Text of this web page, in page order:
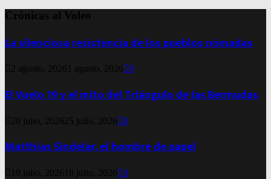
Crónicas al Voleo
La silenciosa resistencia de los pueblos nómadas
2 agosto, 2026 1 agosto, 2026 0
El Vuelo 19 y el mito del Triángulo de las Bermudas
26 julio, 2026 25 julio, 2026 0
Matthias Sindelar, el hombre de papel
19 julio, 2026 18 julio, 2026 0